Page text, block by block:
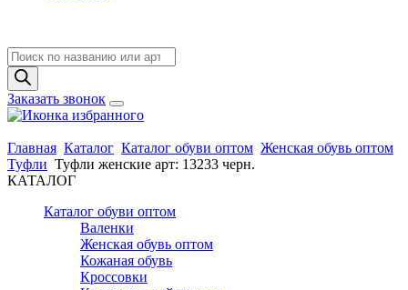
Поиск
товаров
Заказать звонок
Главная Каталог Каталог обуви оптом Женская обувь оптом
Туфли Туфли женские арт: 13233 черн.
КАТАЛОГ
Каталог обуви оптом
Валенки
Женская обувь оптом
Кожаная обувь
Кроссовки